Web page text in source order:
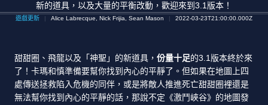
新的道具，以及大量的平衡改動，歡迎來到3.1版本！
遊戲更新 Alice Labrecque, Nick Frijia, Sean Mason 2022-03-23T21:00:00.000Z
甜甜圈、飛龍以及「神聖」的新道具， 份量十足的3.1版本終於來
了！卡瑪和慎準備要幫你找到內心的平靜了。但如果在地圖上四
處傳送拯救陷入危機的同伴，或是將敵人推進死亡甜甜圈裡還是
無法幫你找到內心的平靜的話，那說不定《激鬥峽谷》的地圖發